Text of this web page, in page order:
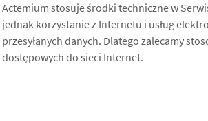
Actemium stosuje środki techniczne w
jednak korzystanie z Internetu i usług
przesyłanych danych. Dlatego zalecamy
dostępowych do sieci Internet.